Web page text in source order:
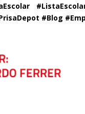
#Blog